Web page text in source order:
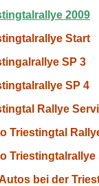
2009
Start
SP 3
SP 4
Rallye
Triestingtal
Triestingtalrallye
bei der